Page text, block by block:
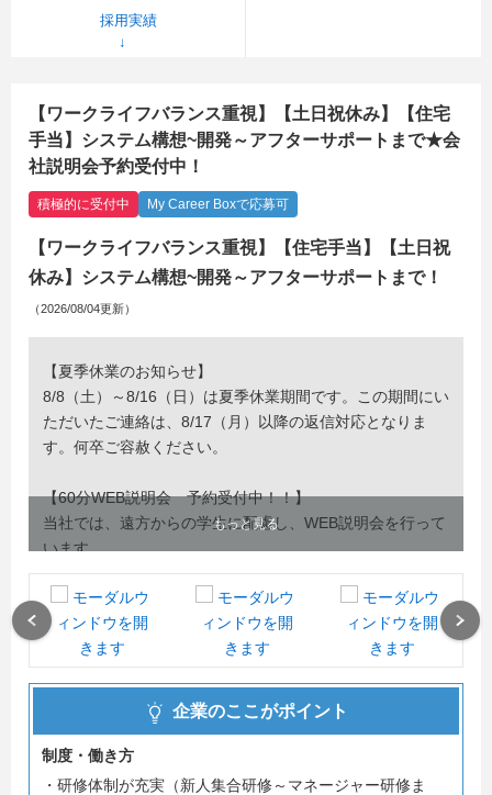
採用実績
【ワークライフバランス重視】【土日祝休み】【住宅
手当】システム構想~開発～アフターサポートまで★会
社説明会予約受付中！
積極的に受付中 My Career Boxで応募可
【ワークライフバランス重視】【住宅手当】【土日祝
休み】システム構想~開発～アフターサポートまで！
（2026/08/04更新）
【夏季休業のお知らせ】
8/8（土）～8/16（日）は夏季休業期間です。この期間にい
ただいたご連絡は、8/17（月）以降の返信対応となりま
す。何卒ご容赦ください。
【60分WEB説明会 予約受付中！！】
当社では、遠方からの学生に配慮し、WEB説明会を行って
います。
8月説明会日程を公開しています！お気軽にご予約くださ
い！
（別日程希望の方も受付中です！）
【募集職種について】
管理部門のうち、人事枠の募集は終了しました。経理枠は
引き続き募集中です。
もっと見る
企業のここがポイント
制度・働き方
・研修体制が充実（新人集合研修～マネージャー研修ま